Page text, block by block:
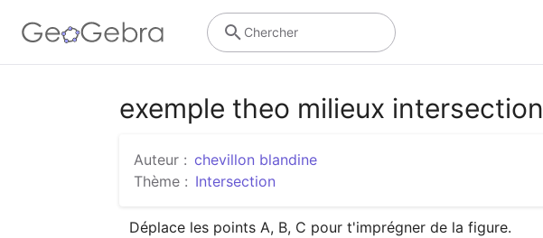
Chercher
exemple theo milieux intersection
Auteur : chevillon blandine
Thème : Intersection
Déplace les points A, B, C pour t'imprégner de la figure.